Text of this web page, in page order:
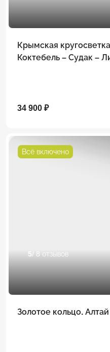
Крымская
Коктебель – Судак –
34 900 ₽
Всё включено
5/ 8 отзывов
Золотое кольцо. Алтай